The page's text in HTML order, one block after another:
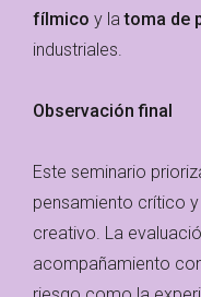
fílmico y latoma de
industriales.
Observación final
Este seminario
pensamiento crítico
creativo. La
acompañamiento